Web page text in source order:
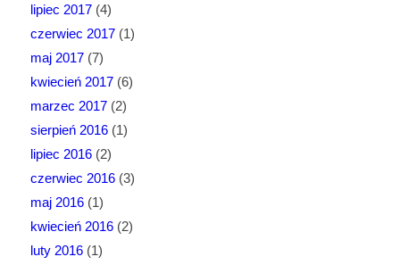
lipiec 2017(4)
czerwiec 2017(1)
maj 2017(7)
kwiecień 2017(6)
marzec 2017(2)
sierpień 2016(1)
lipiec 2016(2)
czerwiec 2016(3)
maj 2016(1)
kwiecień 2016(2)
luty 2016(1)